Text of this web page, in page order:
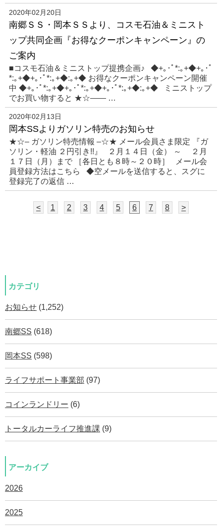
2020年02月20日
南郷ＳＳ・岡本ＳＳより、コスモ石油＆ミニスト
ップ共同企画『お得なクーポンキャンペーン』の
ご案内
■コスモ石油＆ミニストップ提携企画♪ ◆+｡･ﾟ*:｡+◆+｡･ﾟ
*:｡+◆+｡･ﾟ*:｡+◆:｡+◆ お得なクーポンキャンペーン開催
中 ◆+｡･ﾟ*:｡+◆+｡･ﾟ*:｡+◆+｡･ﾟ*:｡+◆:｡+◆ ミニストップ
でお買い物すると ★☆—— …
2020年02月13日
岡本SSよりガソリン特売のお知らせ
★☆– ガソリン特売情報 –☆★ メール会員さま限定 『ガ
ソリン・軽油 ２円引き!!』 ２月１４日（金） ～ ２月
１７日（月）まで ［各日とも８時～２０時］ メール会
員登録方法はこちら ◆空メールを送信すると、スグに
登録完了の返信 …
< 1 2 3 4 5 6 7 8 >
カテゴリ
お知らせ (1,252)
南郷SS (618)
岡本SS (598)
ライフサポート事業部 (97)
コインランドリー (6)
トータルカーライフ推進課 (9)
アーカイブ
2026
2025